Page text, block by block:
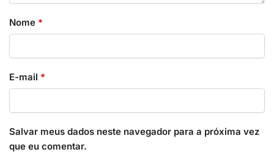
Nome *
E-mail *
Salvar meus dados neste navegador para a próxima vez
que eu comentar.